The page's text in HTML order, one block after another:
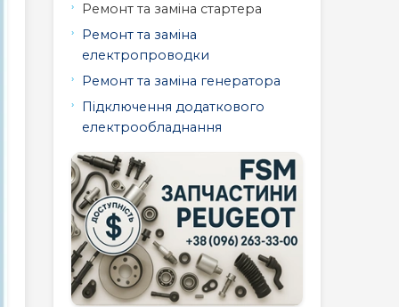
3008
307
Peugeot
607
807
Ремонт та заміна стартера
Ремонт та заміна
електропроводки
Ремонт та заміна генератора
Підключення додаткового
електрообладнання